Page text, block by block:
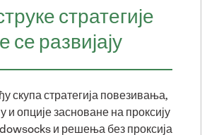
стратегије
се развијају
скупа стратегија повезивања,
и опције засноване на проксију
и решења без проксија